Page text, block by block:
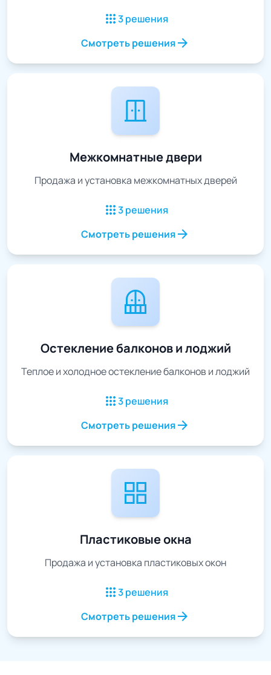
apps3 решения
Смотреть решенияarrow_forward
door_sliding
Межкомнатные двери
Продажа и установка межкомнатных дверей
apps3 решения
Смотреть решенияarrow_forward
balcony
Остекление балконов и лоджий
Теплое и холодное остекление балконов и лоджий
apps3 решения
Смотреть решенияarrow_forward
grid_view
Пластиковые окна
Продажа и установка пластиковых окон
apps3 решения
Смотреть решенияarrow_forward